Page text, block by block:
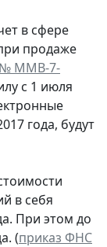
в сфере
продаже
№ ММВ-7-
с 1 июля
года, будут
в себя
При этом до
(приказ ФНС